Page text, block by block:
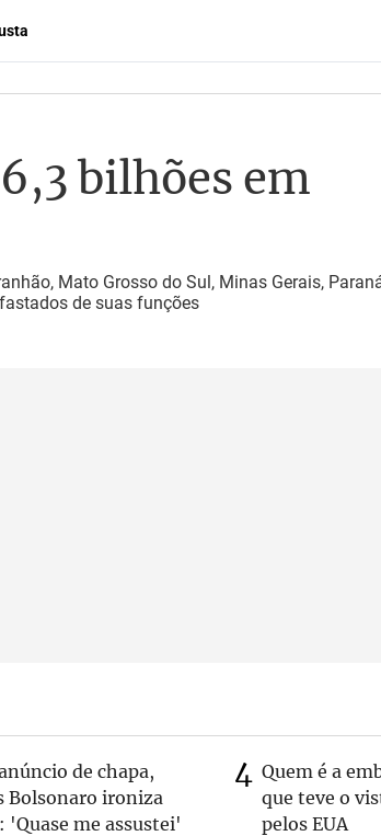
bilhões em
Mato Grosso do Sul, Minas Gerais,
de suas funções
de chapa,
Bolsonaro ironiza
'Quase me assustei'
Quem é a
que teve o
pelos EUA